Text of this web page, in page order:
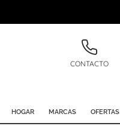
CONTACTO
HOGAR MARCAS OFERTAS